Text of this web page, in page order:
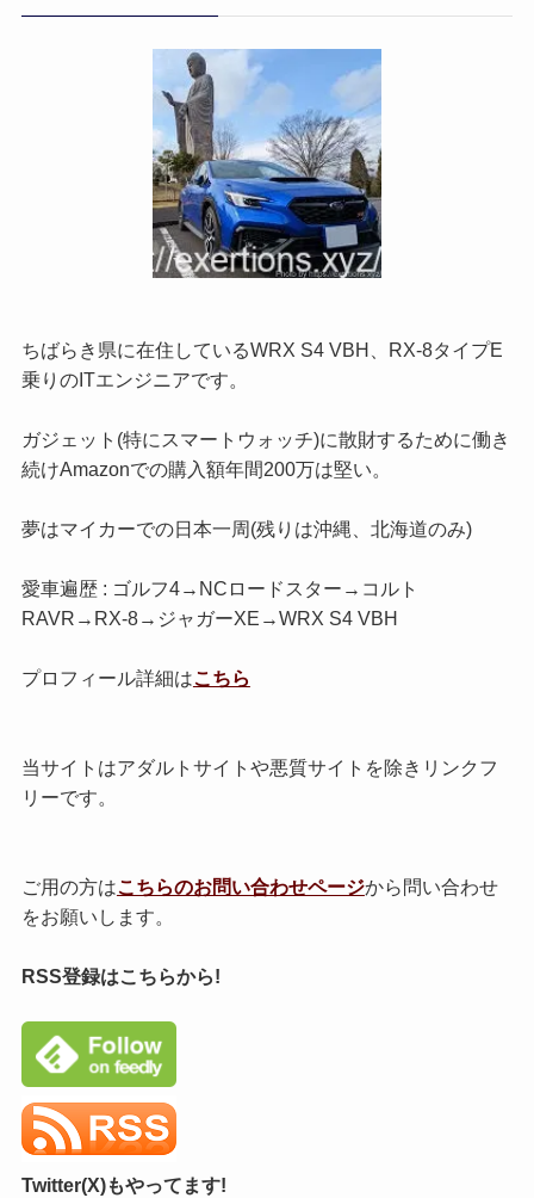
ちばらき県に在住しているWRX S4 VBH、RX-8タイプE
乗りのITエンジニアです。
ガジェット(特にスマートウォッチ)に散財するために働き
続けAmazonでの購入額年間200万は堅い。
夢はマイカーでの日本一周(残りは沖縄、北海道のみ)
愛車遍歴 : ゴルフ4→NCロードスター→コルト
RAVR→RX-8→ジャガーXE→WRX S4 VBH
プロフィール詳細はこちら
当サイトはアダルトサイトや悪質サイトを除きリンクフ
リーです。
ご用の方はこちらのお問い合わせページから問い合わせ
をお願いします。
RSS登録はこちらから!
Twitter(X)もやってます!